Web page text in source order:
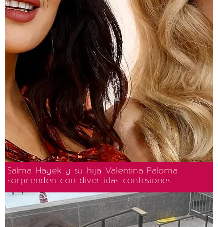
Salma Hayek y su hija Valentina Paloma
sorprenden con divertidas confesiones